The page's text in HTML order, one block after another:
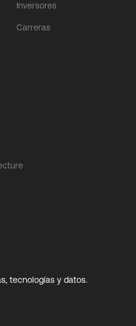
Inversores
Carreras
tecnologías y datos.